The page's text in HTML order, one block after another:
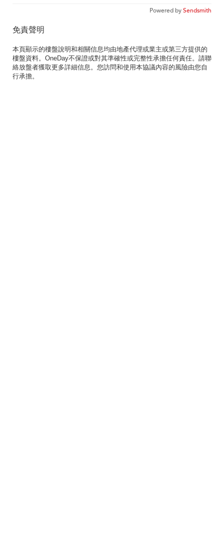
Powered bySendsmith
免責聲明
本頁顯示的樓盤說明和相關信息均由地產代理或業主或第三方提供的
樓盤資料。OneDay不保證或對其準確性或完整性承擔任何責任。請聯
絡放盤者獲取更多詳細信息。您訪問和使用本協議內容的風險由您自
行承擔。